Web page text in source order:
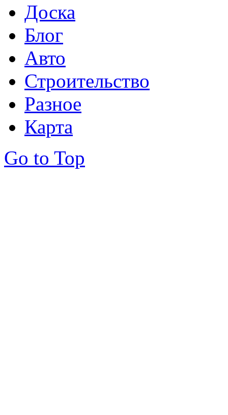
Доска
Блог
Авто
Строительство
Разное
Карта
Go to Top